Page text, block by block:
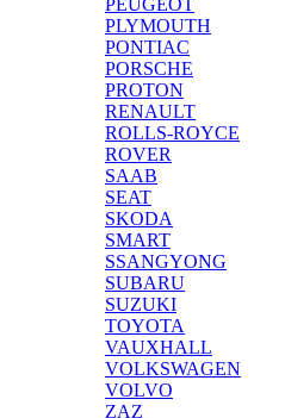
PEUGEOT
PLYMOUTH
PONTIAC
PORSCHE
PROTON
RENAULT
ROLLS-ROYCE
ROVER
SAAB
SEAT
SKODA
SMART
SSANGYONG
SUBARU
SUZUKI
TOYOTA
VAUXHALL
VOLKSWAGEN
VOLVO
ZAZ